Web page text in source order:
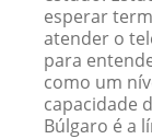
esperar
atender o
para
como um
capacidade
Búlgaro é a